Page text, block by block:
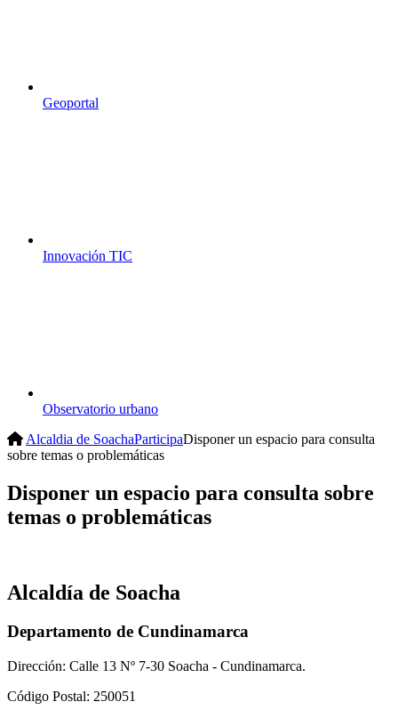
Geoportal
Innovación TIC
Observatorio urbano
Alcaldia de SoachaParticipaDisponer un espacio para consulta
sobre temas o problemáticas
Disponer un espacio para consulta sobre
temas o problemáticas
Alcaldía de Soacha
Departamento de Cundinamarca
Dirección: Calle 13 Nº 7-30 Soacha - Cundinamarca.
Código Postal: 250051